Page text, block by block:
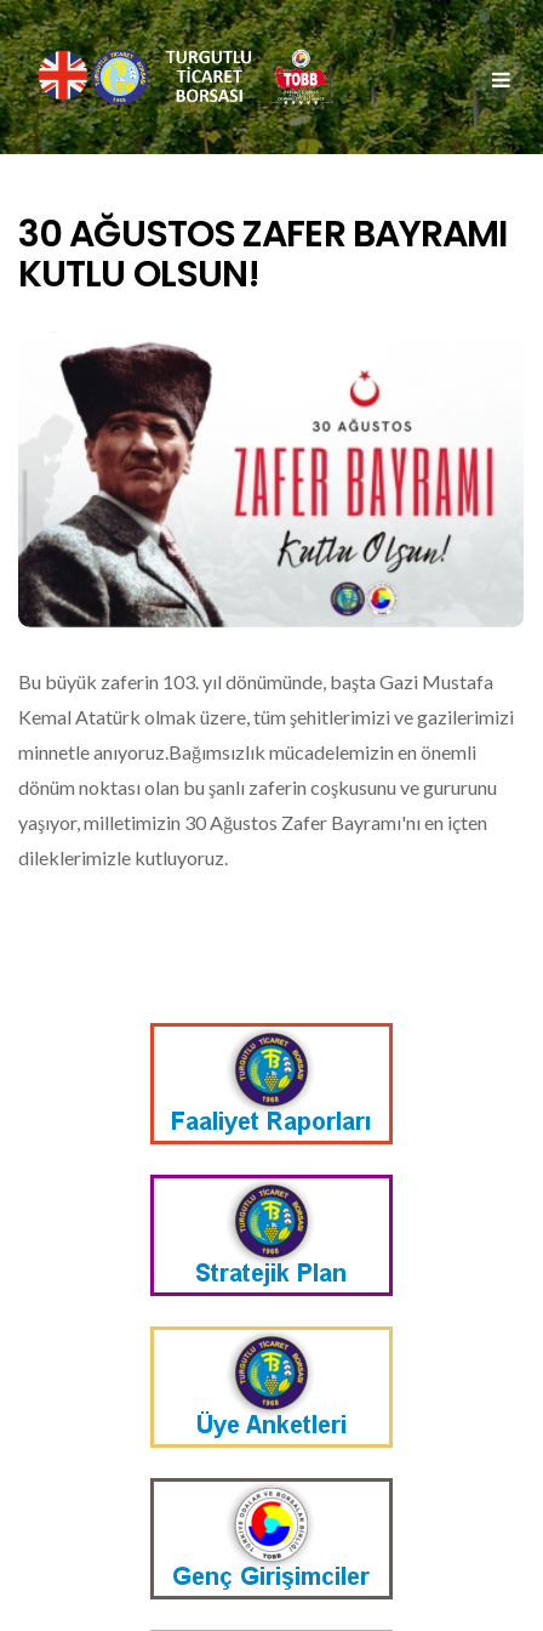
30 AĞUSTOS ZAFER BAYRAMI
KUTLU OLSUN!
Bu büyük zaferin 103. yıl dönümünde, başta Gazi Mustafa
Kemal Atatürk olmak üzere, tüm şehitlerimizi ve gazilerimizi
minnetle anıyoruz.Bağımsızlık mücadelemizin en önemli
dönüm noktası olan bu şanlı zaferin coşkusunu ve gururunu
yaşıyor, milletimizin 30 Ağustos Zafer Bayramı'nı en içten
dileklerimizle kutluyoruz.